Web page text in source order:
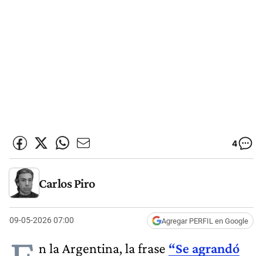
4
Carlos Piro
09-05-2026 07:00 Agregar PERFIL en Google
n la Argentina, la frase “Se agrandó